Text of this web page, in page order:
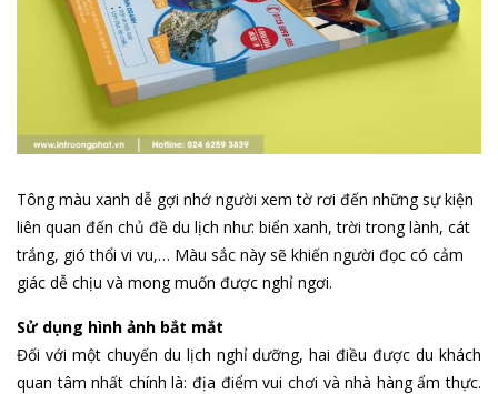
Tông màu xanh dễ gợi nhớ người xem tờ rơi đến những sự kiện
liên quan đến chủ đề du lịch như: biển xanh, trời trong lành, cát
trắng, gió thổi vi vu,… Màu sắc này sẽ khiến người đọc có cảm
giác dễ chịu và mong muốn được nghỉ ngơi.
Sử dụng hình ảnh bắt mắt
Đối với một chuyến du lịch nghỉ dưỡng, hai điều được du khách
quan tâm nhất chính là: địa điểm vui chơi và nhà hàng ẩm thực.